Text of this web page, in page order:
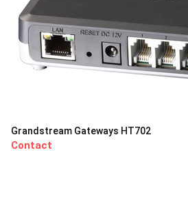
Grandstream Gateways HT702
Contact